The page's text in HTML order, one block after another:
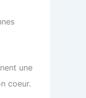
une
coeur.